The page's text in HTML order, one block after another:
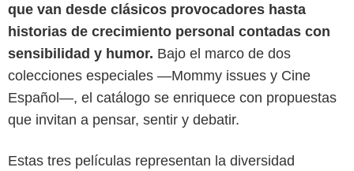
que van desde clásicos provocadores hasta
historias de crecimiento personal contadas con
sensibilidad y humor. Bajo el marco de dos
colecciones especiales —Mommy issues y Cine
Español—, el catálogo se enriquece con propuestas
que invitan a pensar, sentir y debatir.
Estas tres películas representan la diversidad